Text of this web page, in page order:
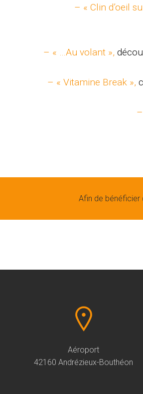
– « Clin d’oeil
– « …Au volant »,
– « Vitamine Break »,
Afin de bénéficier
Aéroport
42160 Andrézieux-Bouthéon